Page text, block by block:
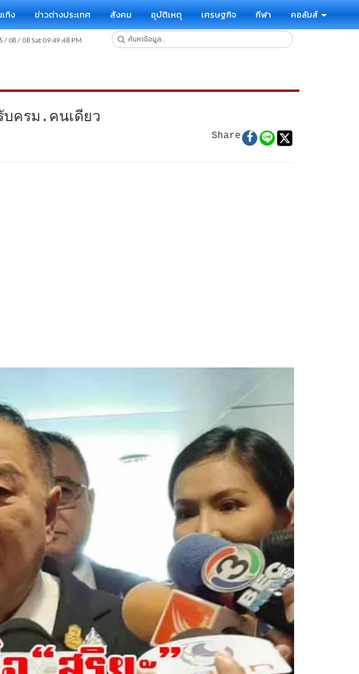
ทิง ข่าวต่างประเทศ สังคม อุบัติเหตุ เศรษฐกิจ กีฬา คอลัมส์
บครม.คนเดียว
Share